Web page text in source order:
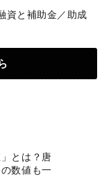
資と補助金／助成
」とは？唐
数値も一